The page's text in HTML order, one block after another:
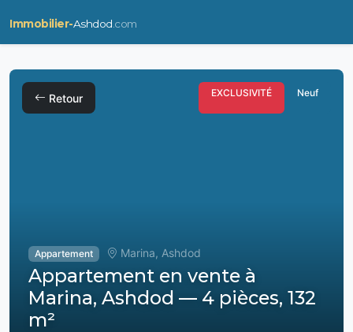
Immobilier-Ashdod .com
Retour EXCLUSIVITÉ Neuf
Appartement Marina, Ashdod
Appartement en vente à
Marina, Ashdod — 4 pièces, 132
m²